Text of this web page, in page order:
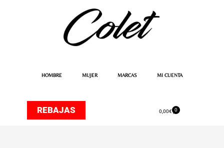
HOMBRE MUJER MARCAS MI CUENTA
REBAJAS 0,00€ 0
Carrito